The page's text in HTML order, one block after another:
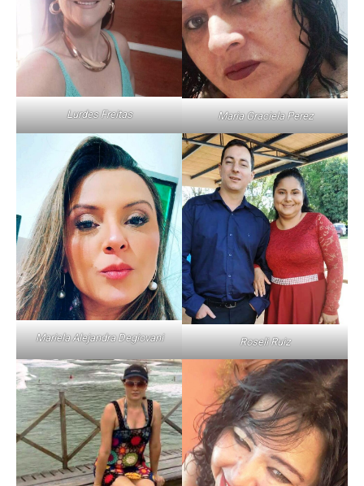
Lurdes Freitas Maria Graciela Perez
Mariela Alejandra Degiovani Roseli Ruiz